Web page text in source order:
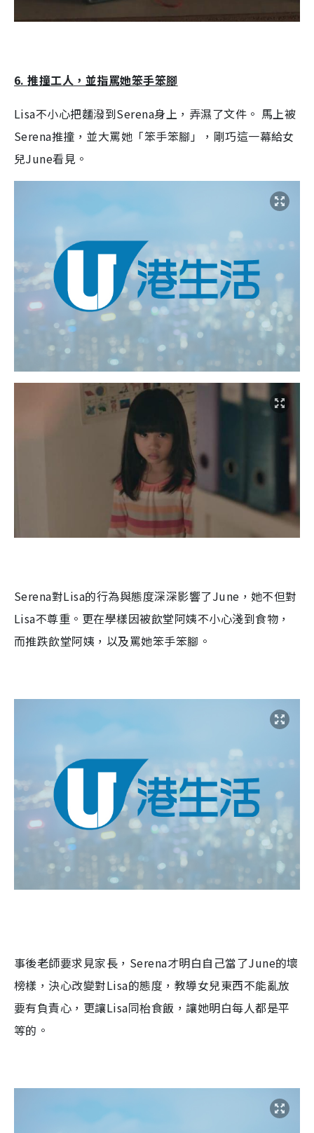
6.推撞工人，並指罵她笨手笨腳
Lisa不小心把麵潑到Serena身上，弄濕了文件。 馬上被
Serena推撞，並大罵她「笨手笨腳」，剛巧這一幕給女
兒June看見。
Serena對Lisa的行為與態度深深影響了June ，她不但對
Lisa不尊重。更在學樣因被飲堂阿姨不小心淺到食物，
而推跌飲堂阿姨，以及罵她笨手笨腳。
事後老師要求見家長， Serena才明白自己當了June的壞
榜樣，決心改變對Lisa的態度，教導女兒東西不能亂放
要有負責心，更讓Lisa同枱食飯，讓她明白每人都是平
等的。